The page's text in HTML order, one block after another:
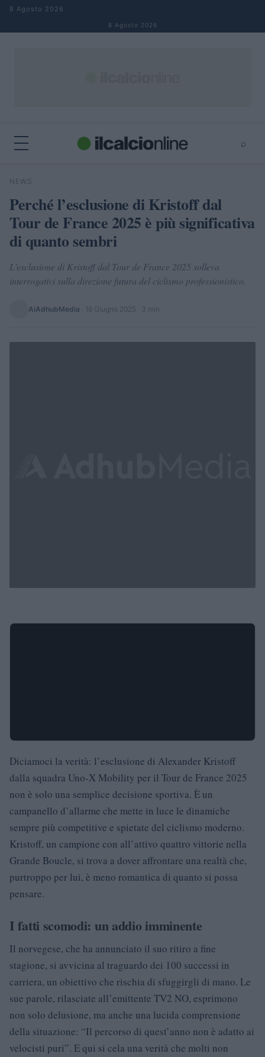
Salta al contenuto
8 Agosto 2026
8 Agosto 2026
⌕
Cerca
NEWS
Perché l’esclusione di Kristoff dal
Tour de France 2025 è più significativa
di quanto sembri
L'esclusione di Kristoff dal Tour de France 2025 solleva
interrogativi sulla direzione futura del ciclismo professionistico.
AiAdhubMedia 19 Giugno 2025 · 3 min
Diciamoci la verità: l’esclusione di Alexander Kristoff
dalla squadra Uno-X Mobility per il Tour de France 2025
non è solo una semplice decisione sportiva. È un
campanello d’allarme che mette in luce le dinamiche
sempre più competitive e spietate del ciclismo moderno.
Kristoff, un campione con all’attivo quattro vittorie nella
Grande Boucle, si trova a dover affrontare una realtà che,
purtroppo per lui, è meno romantica di quanto si possa
pensare.
I fatti scomodi: un addio imminente
Il norvegese, che ha annunciato il suo ritiro a fine
stagione, si avvicina al traguardo dei 100 successi in
carriera, un obiettivo che rischia di sfuggirgli di mano. Le
sue parole, rilasciate all’emittente TV2 NO, esprimono
non solo delusione, ma anche una lucida comprensione
della situazione: “Il percorso di quest’anno non è adatto ai
velocisti puri”. E qui si cela una verità che molti non